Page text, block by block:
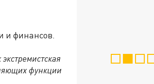
и финансов.
функции